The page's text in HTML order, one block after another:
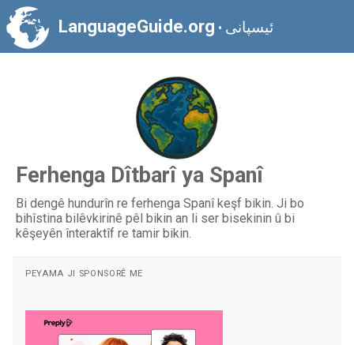
LanguageGuide.org • ئیسپانی
Ferhenga Dîtbarî ya Spanî
Bi dengê hundurîn re ferhenga Spanî keşf bikin. Ji bo
bihîstina bilêvkirinê pêl bikin an li ser bisekinin û bi
kêşeyên înteraktîf re tamir bikin.
PEYAMA JI SPONSORÊ ME